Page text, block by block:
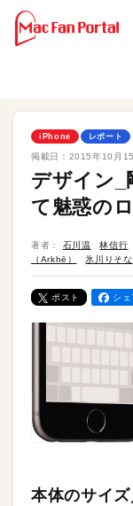
iPhone レポート
掲載日： 2015年10月
デザイン_
て魅惑の
著者： 石川温 林信行
（Arkhē）
氷川りそな
ポスト シェ
本体のサイ